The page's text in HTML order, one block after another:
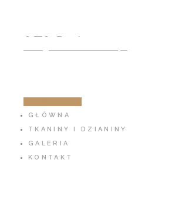
GŁÓWNA
TKANINY I DZIANINY
GALERIA
KONTAKT